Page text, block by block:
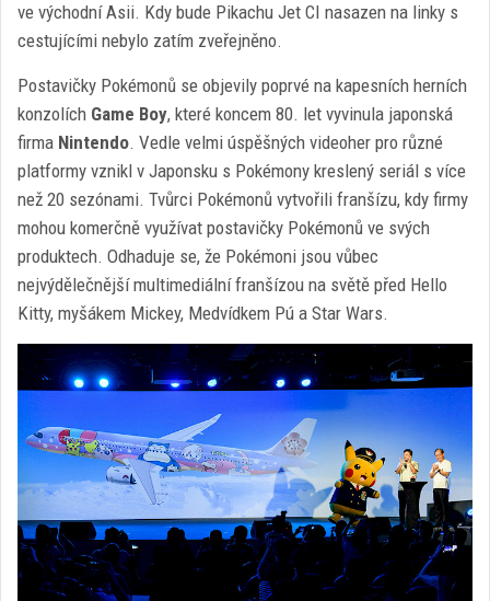
ve východní Asii. Kdy bude Pikachu Jet CI nasazen na linky s
cestujícími nebylo zatím zveřejněno.
Postavičky Pokémonů se objevily poprvé na kapesních herních
konzolích Game Boy, které koncem 80. let vyvinula japonská
firma Nintendo. Vedle velmi úspěšných videoher pro různé
platformy vznikl v Japonsku s Pokémony kreslený seriál s více
než 20 sezónami. Tvůrci Pokémonů vytvořili franšízu, kdy firmy
mohou komerčně využívat postavičky Pokémonů ve svých
produktech. Odhaduje se, že Pokémoni jsou vůbec
nejvýdělečnější multimediální franšízou na světě před Hello
Kitty, myšákem Mickey, Medvídkem Pú a Star Wars.